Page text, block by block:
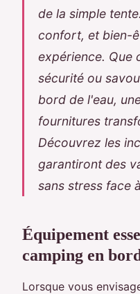
de la simple
confort, et bien-
expérience. Que
sécurité ou
bord de l'eau,
fournitures
Découvrez les
garantiront des
sans stress face
Équipement
camping en
Lorsque vous